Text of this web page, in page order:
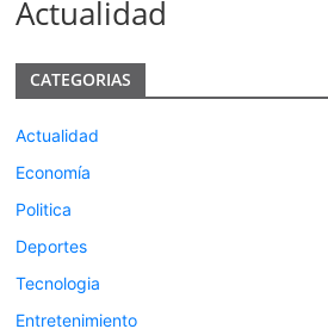
Actualidad
CATEGORIAS
Actualidad
Economía
Politica
Deportes
Tecnologia
Entretenimiento